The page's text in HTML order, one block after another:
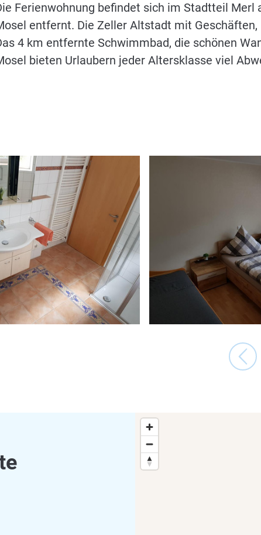
Ferienwohnung befindet sich im Stadtteil
entfernt. Die Zeller Altstadt mit
4 km entfernte Schwimmbad, die schönen
bieten Urlaubern jeder Altersklasse viel